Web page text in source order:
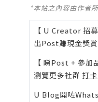
*本站之內容由作者
【 U Creator 招募
出Post賺現金獎
【 睇Post + 參加
瀏覽更多社群 打卡
U Blog開咗